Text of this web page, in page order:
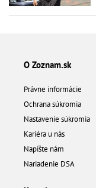
O Zoznam.sk
Právne informácie
Ochrana súkromia
Nastavenie súkromia
Kariéra u nás
Napíšte nám
Nariadenie DSA